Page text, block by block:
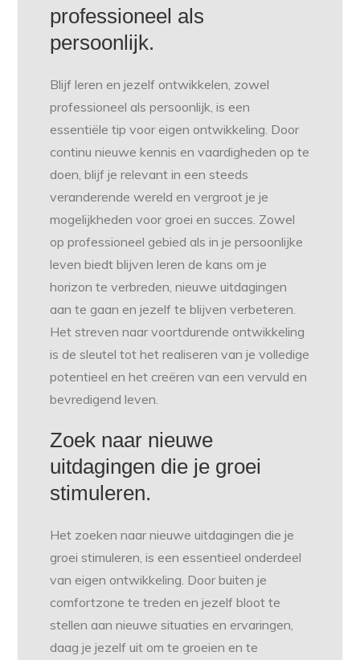
professioneel als
persoonlijk.
Blijf leren en jezelf ontwikkelen, zowel
professioneel als persoonlijk, is een
essentiële tip voor eigen ontwikkeling. Door
continu nieuwe kennis en vaardigheden op te
doen, blijf je relevant in een steeds
veranderende wereld en vergroot je je
mogelijkheden voor groei en succes. Zowel
op professioneel gebied als in je persoonlijke
leven biedt blijven leren de kans om je
horizon te verbreden, nieuwe uitdagingen
aan te gaan en jezelf te blijven verbeteren.
Het streven naar voortdurende ontwikkeling
is de sleutel tot het realiseren van je volledige
potentieel en het creëren van een vervuld en
bevredigend leven.
Zoek naar nieuwe
uitdagingen die je groei
stimuleren.
Het zoeken naar nieuwe uitdagingen die je
groei stimuleren, is een essentieel onderdeel
van eigen ontwikkeling. Door buiten je
comfortzone te treden en jezelf bloot te
stellen aan nieuwe situaties en ervaringen,
daag je jezelf uit om te groeien en te